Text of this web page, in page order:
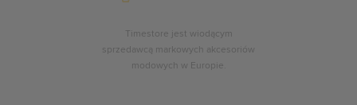
Timestore jest wiodącym
sprzedawcą markowych akcesoriów
modowych w Europie.